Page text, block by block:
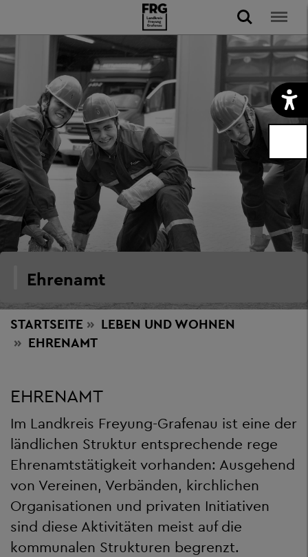
Ehrenamt
STARTSEITE LEBEN UND WOHNEN
EHRENAMT
EHRENAMT
Im Landkreis Freyung-Grafenau ist eine der
ländlichen Struktur entsprechende rege
Ehrenamtstätigkeit vorhanden: Ausgehend
von Vereinen, Verbänden, kirchlichen
Organisationen und privaten Initiativen
sind diese Aktivitäten meist auf die
kommunalen Strukturen begrenzt.